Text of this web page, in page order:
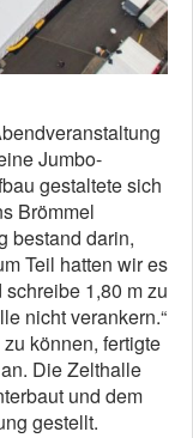
Jumbo-
gestaltete sich
Brömmel
bestand darin,
Teil hatten wir es
1,80 m zu
nicht verankern.“
können, fertigte
Die Zelthalle
und dem
gestellt.